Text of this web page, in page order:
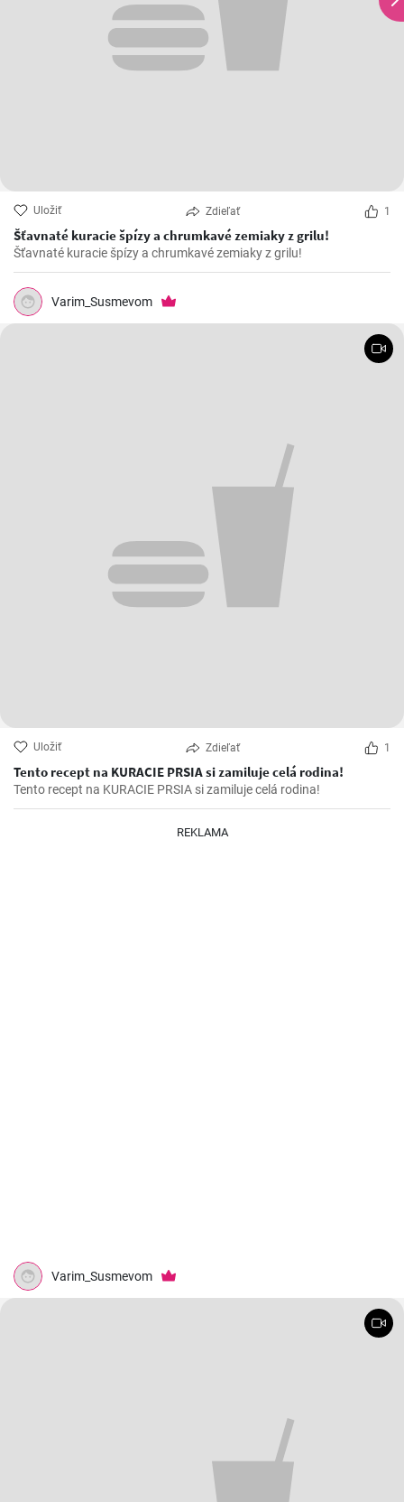
Uložiť Zdieľať 1
Šťavnaté kuracie špízy a chrumkavé zemiaky z grilu!
Šťavnaté kuracie špízy a chrumkavé zemiaky z grilu!
Varim_Susmevom
Uložiť Zdieľať 1
Tento recept na KURACIE PRSIA si zamiluje celá rodina!
Tento recept na KURACIE PRSIA si zamiluje celá rodina!
REKLAMA
Varim_Susmevom